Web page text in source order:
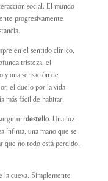
social. El mundo
progresivamente
en el sentido clínico,
tristeza, el
una sensación de
el duelo por la vida
más fácil de habitar.
un destello. Una luz
ínfima, una mano que se
que no todo está perdido,
la cueva. Simplemente